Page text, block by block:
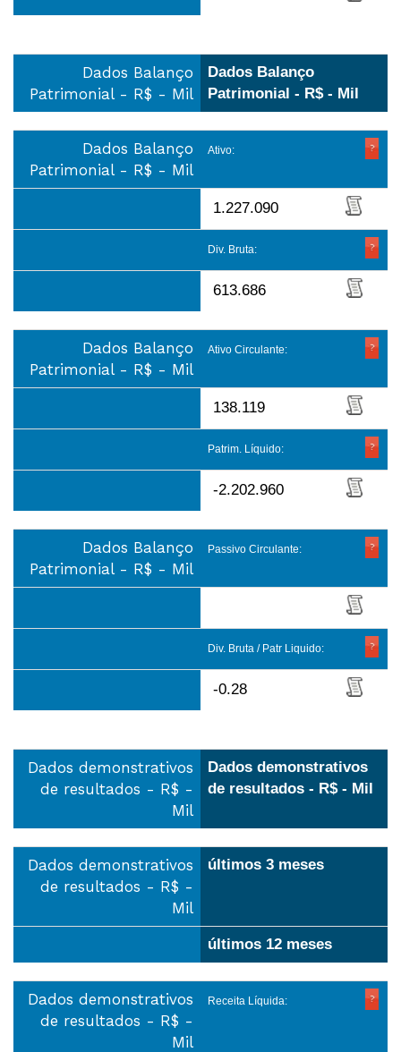
Dados Balanço
Patrimonial - R$ - Mil
Dados Balanço
Patrimonial - R$ - Mil
Dados Balanço
Patrimonial - R$ - Mil
Ativo:
1.227.090
Div. Bruta:
613.686
Dados Balanço
Patrimonial - R$ - Mil
Ativo Circulante:
138.119
Patrim. Líquido:
-2.202.960
Dados Balanço
Patrimonial - R$ - Mil
Passivo Circulante:
Div. Bruta / Patr Liquido:
-0.28
Dados demonstrativos
de resultados - R$ -
Mil
Dados demonstrativos
de resultados - R$ - Mil
Dados demonstrativos
de resultados - R$ -
Mil
últimos 3 meses
últimos 12 meses
Dados demonstrativos
de resultados - R$ -
Mil
Receita Líquida: